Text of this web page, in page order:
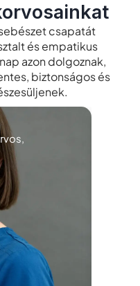
csapatát
és empatikus
azon dolgoznak,
biztonságos és